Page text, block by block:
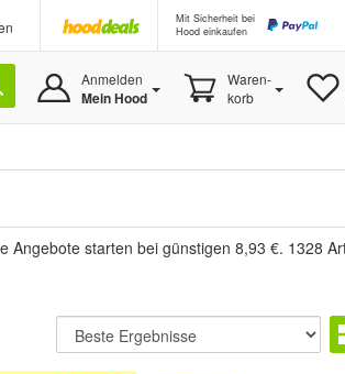
Mit Sicherheit bei
Hood einkaufen
Anmelden
Mein Hood
Waren-
korb
Angebote starten bei günstigen 8,93 €. 1328